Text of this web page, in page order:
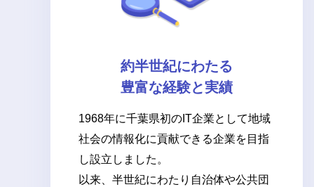
約半世紀にわたる
豊富な経験と実績
1968年に千葉県初のIT企業として地域
社会の情報化に貢献できる企業を目指
し設立しました。
以来、半世紀にわたり自治体や公共団